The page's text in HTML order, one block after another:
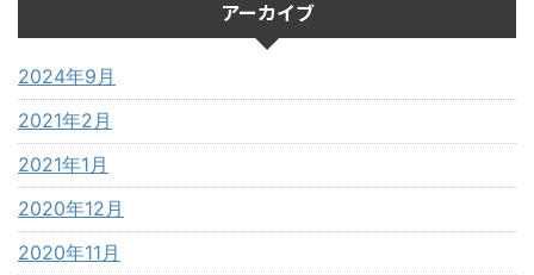
アーカイブ
2024年9月
2021年2月
2021年1月
2020年12月
2020年11月